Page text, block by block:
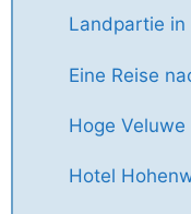
Landpartie in
Eine Reise
Hoge
Hotel